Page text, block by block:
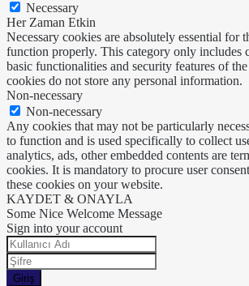
Necessary
Her Zaman Etkin
Necessary cookies are absolutely essential for
function properly. This category only includes
basic functionalities and security features of
cookies do not store any personal information.
Non-necessary
Non-necessary
Any cookies that may not be particularly
to function and is used specifically to collect
analytics, ads, other embedded contents are
cookies. It is mandatory to procure user
these cookies on your website.
KAYDET & ONAYLA
Some Nice Welcome Message
Sign into your account
Giriş